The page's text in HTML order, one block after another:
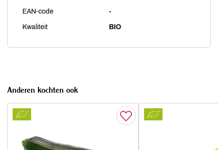
EAN-code -
Kwaliteit BIO
Anderen kochten ook